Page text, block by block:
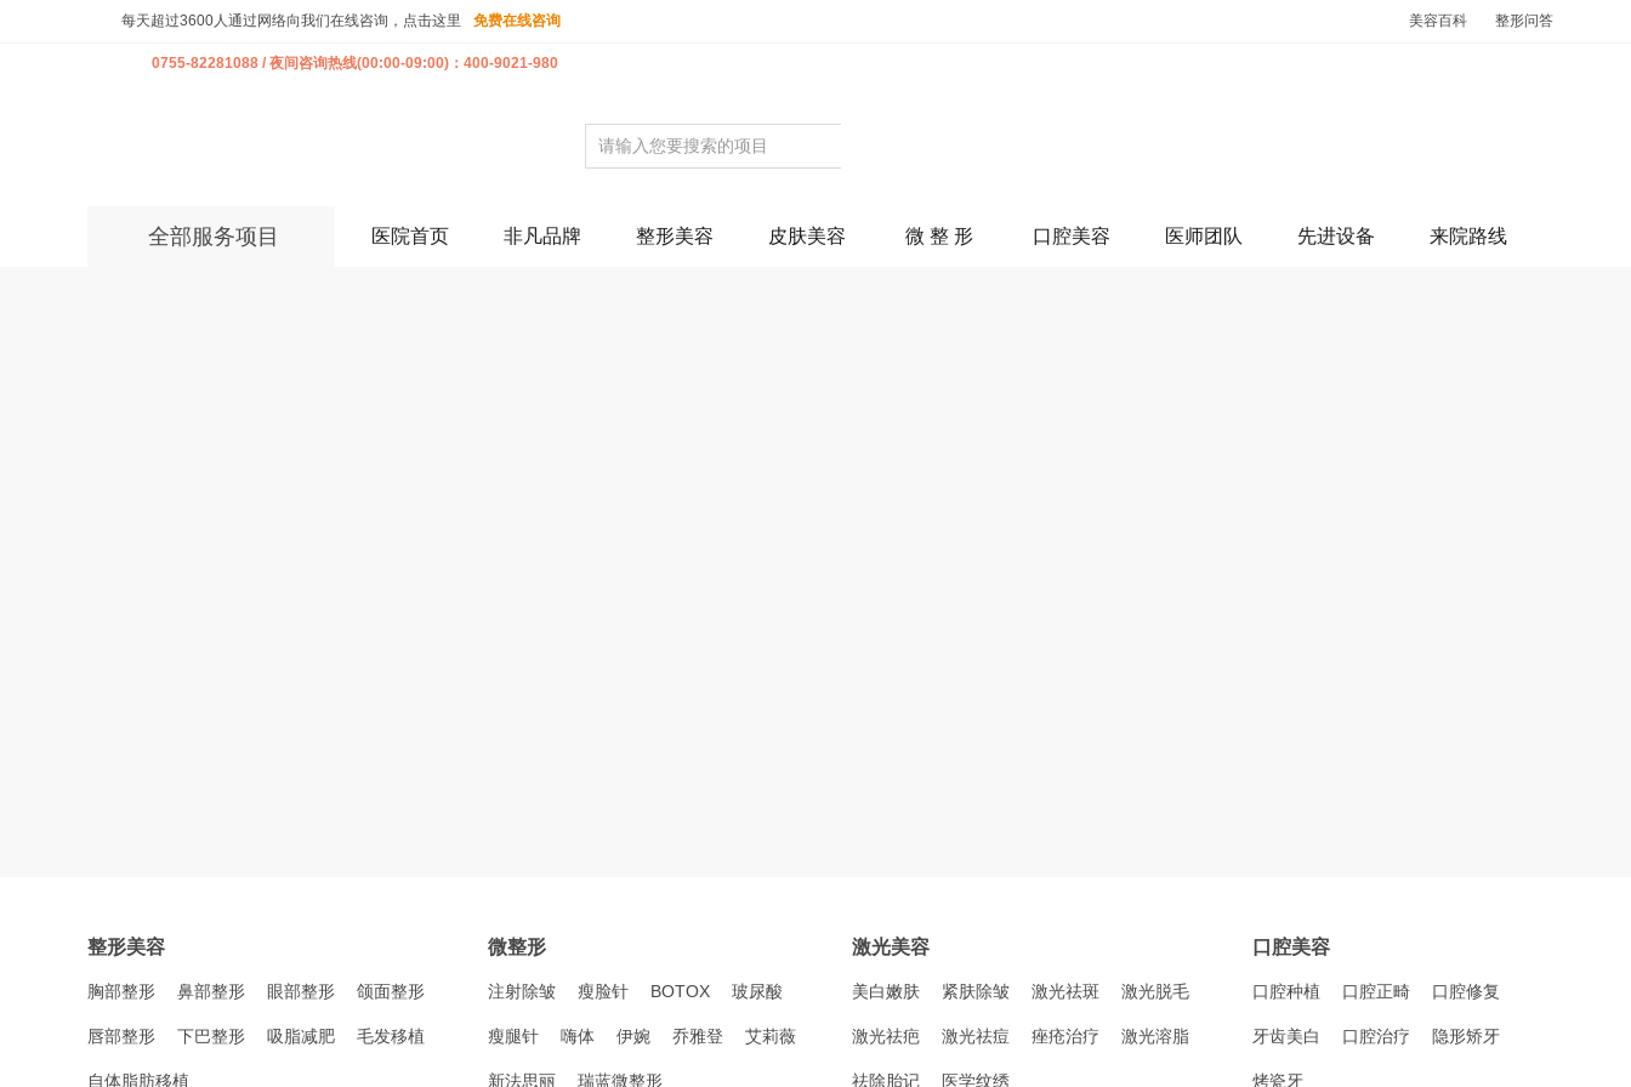
每天超过3600人通过网络向我们在线咨询，点击这里 免费在线咨询
0755-82281088 / 夜间咨询热线(00:00-09:00)：400-9021-980
美容百科 整形问答
全部服务项目 医院首页 非凡品牌 整形美容 皮肤美容 微 整 形 口腔美容 医师团队 先进设备 来院路线
整形美容
胸部整形 鼻部整形 眼部整形 颌面整形
唇部整形 下巴整形 吸脂减肥 毛发移植
自体脂肪移植
微整形
注射除皱 瘦脸针 BOTOX 玻尿酸
瘦腿针 嗨体 伊婉 乔雅登 艾莉薇
新法思丽 瑞蓝微整形
激光美容
美白嫩肤 紧肤除皱 激光祛斑 激光脱毛
激光祛疤 激光祛痘 痤疮治疗 激光溶脂
祛除胎记 医学纹绣
口腔美容
口腔种植 口腔正畸 口腔修复
牙齿美白 口腔治疗 隐形矫牙
烤瓷牙